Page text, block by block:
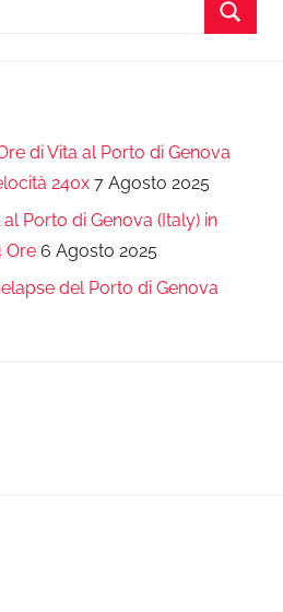
di Vita al Porto di Genova
240x 7 Agosto 2025
Porto di Genova (Italy) in
Ore 6 Agosto 2025
del Porto di Genova